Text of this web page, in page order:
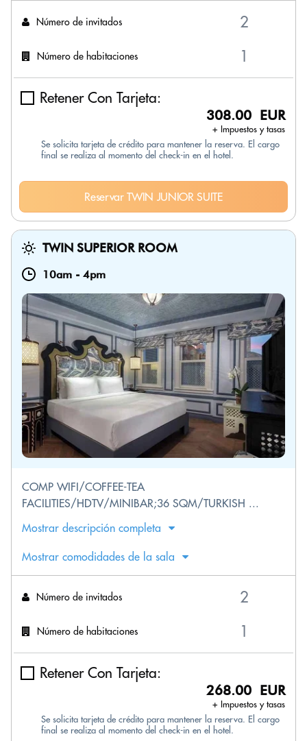
Número de invitados
Número de habitaciones
Retener Con Tarjeta:
308.00 EUR
+ Impuestos y tasas
Se solicita tarjeta de crédito para mantener la reserva. El cargo
final se realiza al momento del check-in en el hotel.
Reservar TWIN JUNIOR SUITE
TWIN SUPERIOR ROOM
10am - 4pm
COMP WIFI/COFFEE-TEA
FACILITIES/HDTV/MINIBAR;36 SQM/TURKISH ...
Mostrar descripción completa
Mostrar comodidades de la sala
Número de invitados
Número de habitaciones
Retener Con Tarjeta:
268.00 EUR
+ Impuestos y tasas
Se solicita tarjeta de crédito para mantener la reserva. El cargo
final se realiza al momento del check-in en el hotel.